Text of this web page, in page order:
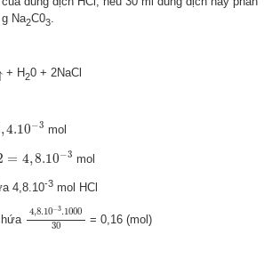
Na2C03.
+ H20 + 2NaCl
,4.10−3
4.10
mol
= 4,8.10−3
−
mol
4,8.10-3 mol HCl
4,8.10−3.1000
30
4,8.10−3.1000
= 0,16 (mol)